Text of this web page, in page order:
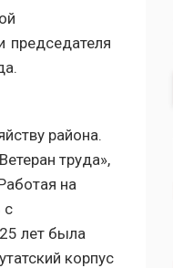
председателя
района.
труда»,
на
с
лет была
корпус